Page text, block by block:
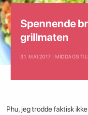
Spennende
grillmaten
31. MAI 2017 | MIDDAGS
Phu, jeg trodde faktisk